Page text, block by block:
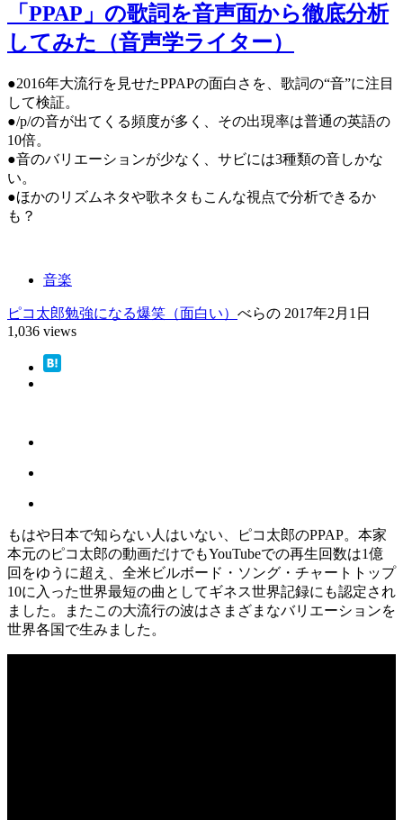
「PPAP」の歌詞を音声面から徹底分析
してみた（音声学ライター）
●2016年大流行を見せたPPAPの面白さを、歌詞の“音”に注目
して検証。
●/p/の音が出てくる頻度が多く、その出現率は普通の英語の
10倍。
●音のバリエーションが少なく、サビには3種類の音しかな
い。
●ほかのリズムネタや歌ネタもこんな視点で分析できるか
も？
音楽
ピコ太郎勉強になる爆笑（面白い） べらの 2017年2月1日
1,036 views
もはや日本で知らない人はいない、ピコ太郎のPPAP。本家
本元のピコ太郎の動画だけでもYouTubeでの再生回数は1億
回をゆうに超え、全米ビルボード・ソング・チャートトップ
10に入った世界最短の曲としてギネス世界記録にも認定され
ました。またこの大流行の波はさまざまなバリエーションを
世界各国で生みました。